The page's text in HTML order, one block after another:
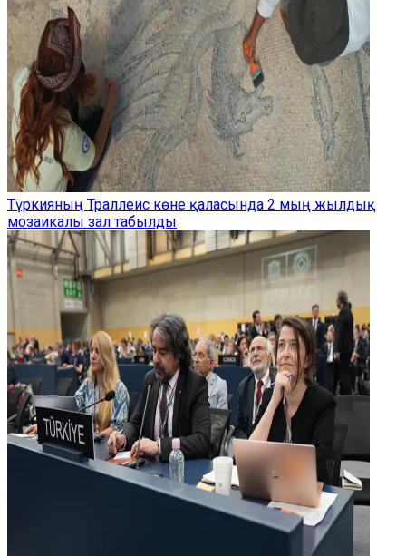
Түркияның Траллеис көне қаласында 2 мың жылдық
мозаикалы зал табылды